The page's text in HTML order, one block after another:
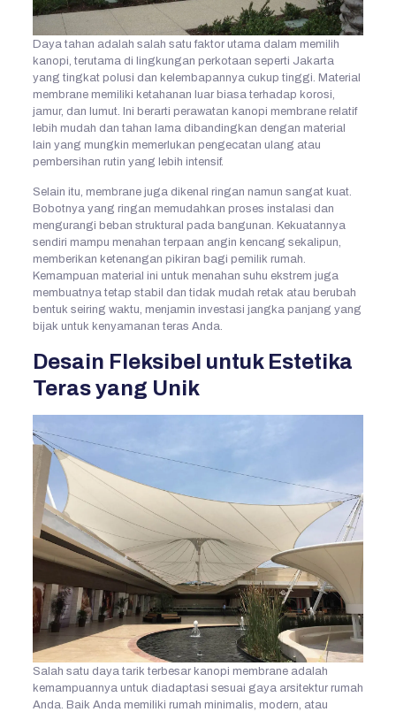
Daya tahan adalah salah satu faktor utama dalam memilih
kanopi, terutama di lingkungan perkotaan seperti Jakarta
yang tingkat polusi dan kelembapannya cukup tinggi. Material
membrane memiliki ketahanan luar biasa terhadap korosi,
jamur, dan lumut. Ini berarti perawatan kanopi membrane relatif
lebih mudah dan tahan lama dibandingkan dengan material
lain yang mungkin memerlukan pengecatan ulang atau
pembersihan rutin yang lebih intensif.
Selain itu, membrane juga dikenal ringan namun sangat kuat.
Bobotnya yang ringan memudahkan proses instalasi dan
mengurangi beban struktural pada bangunan. Kekuatannya
sendiri mampu menahan terpaan angin kencang sekalipun,
memberikan ketenangan pikiran bagi pemilik rumah.
Kemampuan material ini untuk menahan suhu ekstrem juga
membuatnya tetap stabil dan tidak mudah retak atau berubah
bentuk seiring waktu, menjamin investasi jangka panjang yang
bijak untuk kenyamanan teras Anda.
Desain Fleksibel untuk Estetika
Teras yang Unik
Salah satu daya tarik terbesar kanopi membrane adalah
kemampuannya untuk diadaptasi sesuai gaya arsitektur rumah
Anda. Baik Anda memiliki rumah minimalis, modern, atau